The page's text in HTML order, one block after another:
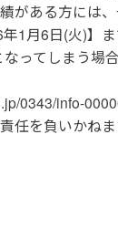
がある方には
1月6日(火)】
ってしまう
0343/info-
任を負いかね